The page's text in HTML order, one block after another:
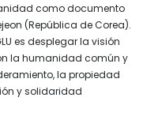
como documento
(República de Corea).
es desplegar la visión
la humanidad común y
la propiedad
y solidaridad